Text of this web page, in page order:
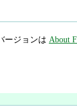
ージョンは About